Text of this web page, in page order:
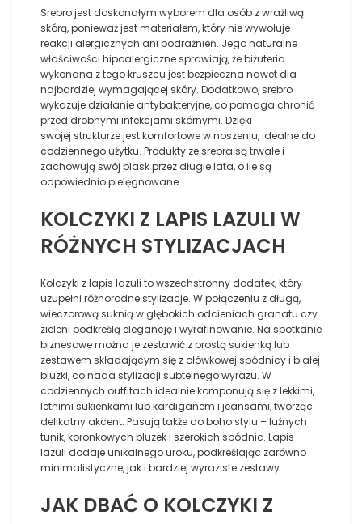
Srebro jest doskonałym wyborem dla osób z wrażliwą
skórą, ponieważ jest materiałem, który nie wywołuje
reakcji alergicznych ani podrażnień. Jego naturalne
właściwości hipoalergiczne sprawiają, że biżuteria
wykonana z tego kruszcu jest bezpieczna nawet dla
najbardziej wymagającej skóry. Dodatkowo, srebro
wykazuje działanie antybakteryjne, co pomaga chronić
przed drobnymi infekcjami skórnymi. Dzięki
swojej strukturze jest komfortowe w noszeniu, idealne do
codziennego użytku. Produkty ze srebra są trwałe i
zachowują swój blask przez długie lata, o ile są
odpowiednio pielęgnowane.
KOLCZYKI Z LAPIS LAZULI W
RÓŻNYCH STYLIZACJACH
Kolczyki z lapis lazuli to wszechstronny dodatek, który
uzupełni różnorodne stylizacje. W połączeniu z długą,
wieczorową suknią w głębokich odcieniach granatu czy
zieleni podkreślą elegancję i wyrafinowanie. Na spotkanie
biznesowe można je zestawić z prostą sukienką lub
zestawem składającym się z ołówkowej spódnicy i białej
bluzki, co nada stylizacji subtelnego wyrazu. W
codziennych outfitach idealnie komponują się z lekkimi,
letnimi sukienkami lub kardiganem i jeansami, tworząc
delikatny akcent. Pasują także do boho stylu – luźnych
tunik, koronkowych bluzek i szerokich spódnic. Lapis
lazuli dodaje unikalnego uroku, podkreślając zarówno
minimalistyczne, jak i bardziej wyraziste zestawy.
JAK DBAĆ O KOLCZYKI Z